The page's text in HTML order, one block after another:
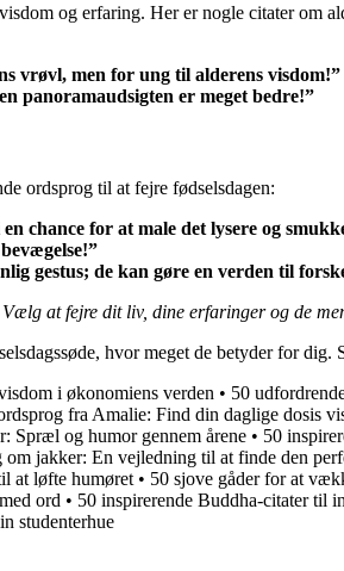
og erfaring. Her er nogle citater om
vrøvl, men for ung til alderens visdom!”
panoramaudsigten er meget bedre!”
ordsprog til at fejre fødselsdagen:
chance for at male det lysere og
gestus; de kan gøre en verden til
at fejre dit liv, dine erfaringer og de
hvor meget de betyder for
i økonomiens verden • 50
fra Amalie: Find din daglige dosis
Spræl og humor gennem årene • 50
om jakker: En vejledning til at finde den
at løfte humøret • 50 sjove gåder for at
ord • 50 inspirerende Buddha-citater til
studenterhue